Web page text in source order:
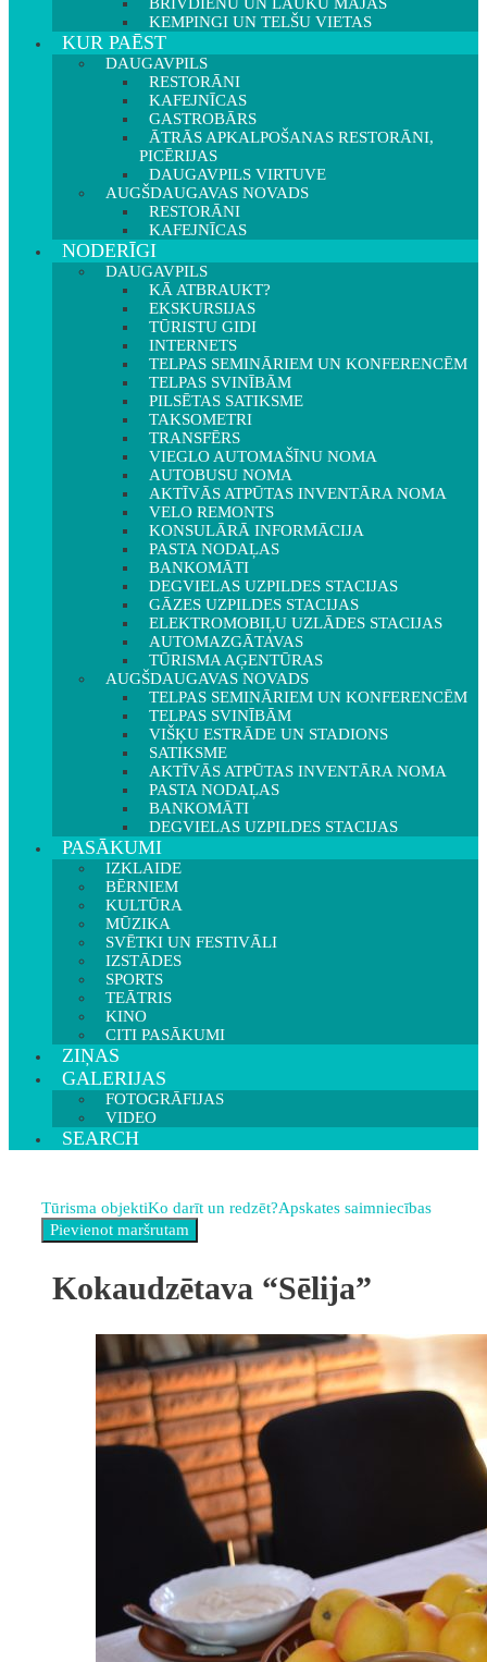
KEMPINGI UN TELŠU VIETAS
KUR PAĒST
DAUGAVPILS
RESTORĀNI
KAFEJNĪCAS
GASTROBĀRS
ĀTRĀS APKALPOŠANAS RESTORĀNI,
PICĒRIJAS
DAUGAVPILS VIRTUVE
AUGŠDAUGAVAS NOVADS
RESTORĀNI
KAFEJNĪCAS
NODERĪGI
DAUGAVPILS
KĀ ATBRAUKT?
EKSKURSIJAS
TŪRISTU GIDI
INTERNETS
TELPAS SEMINĀRIEM UN KONFERENCĒM
TELPAS SVINĪBĀM
PILSĒTAS SATIKSME
TAKSOMETRI
TRANSFĒRS
VIEGLO AUTOMAŠĪNU NOMA
AUTOBUSU NOMA
AKTĪVĀS ATPŪTAS INVENTĀRA NOMA
VELO REMONTS
KONSULĀRĀ INFORMĀCIJA
PASTA NODAĻAS
BANKOMĀTI
DEGVIELAS UZPILDES STACIJAS
GĀZES UZPILDES STACIJAS
ELEKTROMOBIĻU UZLĀDES STACIJAS
AUTOMAZGĀTAVAS
TŪRISMA AĢENTŪRAS
AUGŠDAUGAVAS NOVADS
TELPAS SEMINĀRIEM UN KONFERENCĒM
TELPAS SVINĪBĀM
VIŠĶU ESTRĀDE UN STADIONS
SATIKSME
AKTĪVĀS ATPŪTAS INVENTĀRA NOMA
PASTA NODAĻAS
BANKOMĀTI
DEGVIELAS UZPILDES STACIJAS
PASĀKUMI
IZKLAIDE
BĒRNIEM
KULTŪRA
MŪZIKA
SVĒTKI UN FESTIVĀLI
IZSTĀDES
SPORTS
TEĀTRIS
KINO
CITI PASĀKUMI
ZIŅAS
GALERIJAS
FOTOGRĀFIJAS
VIDEO
SEARCH
Tūrisma objektiKo darīt un redzēt?Apskates saimniecības
Kokaudzētava “Sēlija”